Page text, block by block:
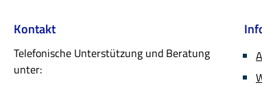
Kontakt
Telefonische Unterstützung und Beratung
unter: